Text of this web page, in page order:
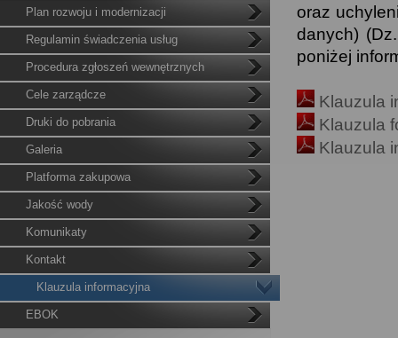
Plan rozwoju i modernizacji
Regulamin świadczenia usług
Procedura zgłoszeń wewnętrznych
Cele zarządcze
Druki do pobrania
Galeria
Platforma zakupowa
Jakość wody
Komunikaty
Kontakt
Klauzula informacyjna
EBOK
oraz
danych)
poniżej
Klauzula
Klauzula
Klauzula